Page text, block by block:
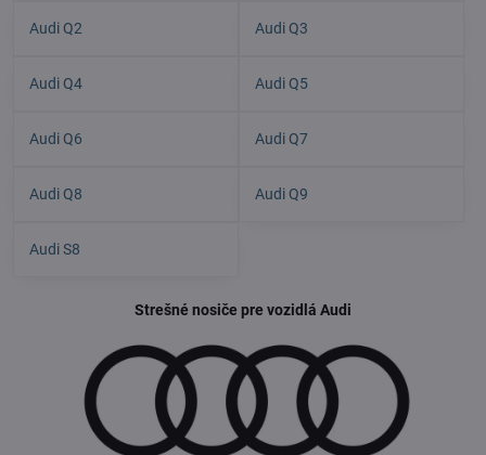
Audi Q2 Audi Q3
Audi Q4 Audi Q5
Audi Q6 Audi Q7
Audi Q8 Audi Q9
Audi S8
Strešné nosiče pre vozidlá Audi